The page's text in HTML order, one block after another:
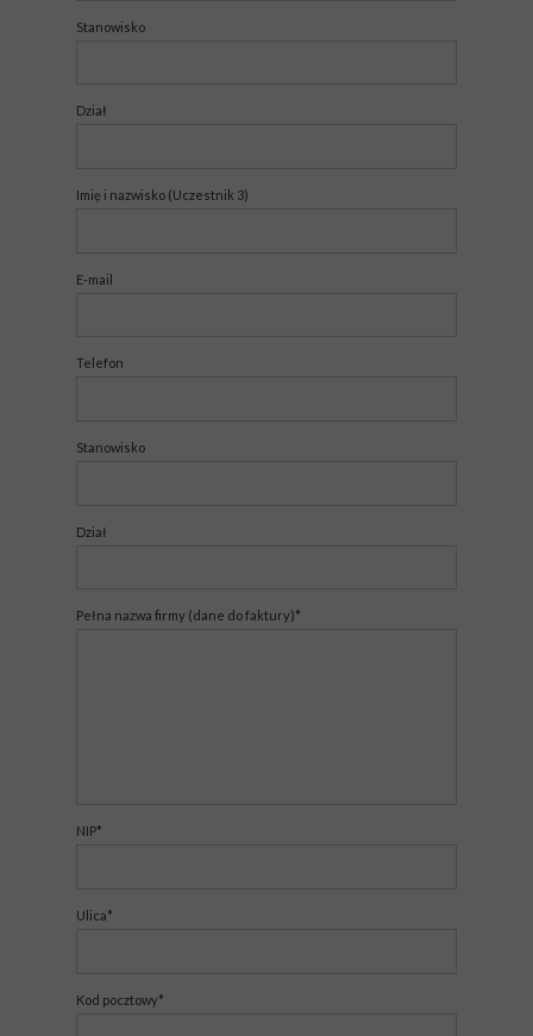
Stanowisko
Dział
Imię i nazwisko (Uczestnik 3)
E-mail
Telefon
Stanowisko
Dział
Pełna nazwa firmy (dane do faktury)*
NIP*
Ulica*
Kod pocztowy*